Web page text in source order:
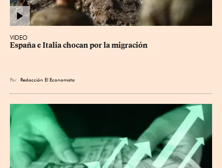
VIDEO
España e Italia chocan por la migración
Por Redacción El Economista